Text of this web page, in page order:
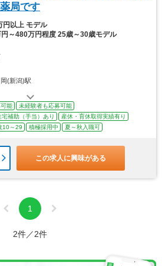
局です
円以上 モデル
円～480万円程度 25歳～30歳モデル
岡(新潟)駅
能
未経験者も応募可能
宅補助（手当）あり
産休・育休取得実績有り
10～29 積極採用中 夏～秋入職可
この求人に興味がある
1
2件／2件